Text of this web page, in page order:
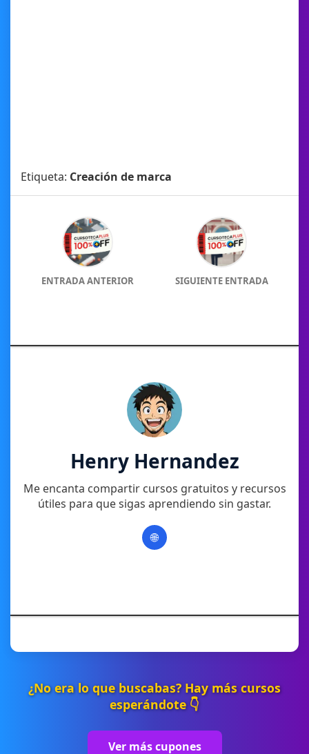
Etiqueta: Creación de marca
ENTRADA ANTERIOR SIGUIENTE ENTRADA
Henry Hernandez
Me encanta compartir cursos gratuitos y recursos
útiles para que sigas aprendiendo sin gastar.
🌐
¿No era lo que buscabas? Hay más cursos
esperándote 👇
Ver más cupones